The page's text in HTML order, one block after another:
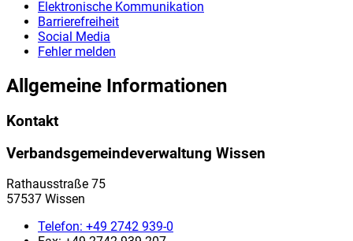
Elektronische Kommunikation
Barrierefreiheit
Social Media
Fehler melden
Allgemeine Informationen
Kontakt
Verbandsgemeindeverwaltung Wissen
Rathausstraße 75
57537 Wissen
Telefon: +49 2742 939-0